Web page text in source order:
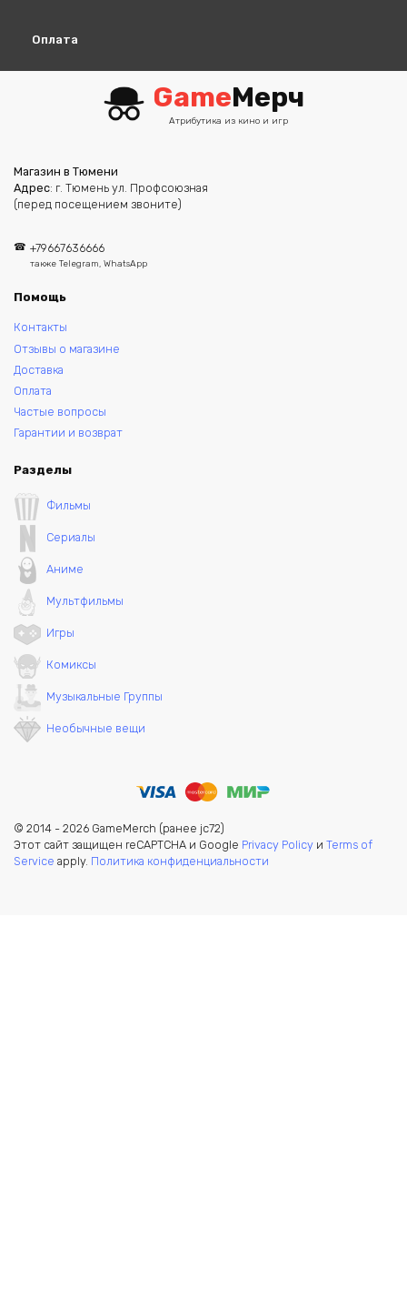
Оплата
GameМерч
Атрибутика из кино и игр
Магазин в Тюмени
Адрес: г. Тюмень ул. Профсоюзная
(перед посещением звоните)
+79667636666
также Telegram, WhatsApp
Помощь
Контакты
Отзывы о магазине
Доставка
Оплата
Частые вопросы
Гарантии и возврат
Разделы
Фильмы
Сериалы
Аниме
Мультфильмы
Игры
Комиксы
Музыкальные Группы
Необычные вещи
© 2014 - 2026 GameMerch (ранее jc72)
Этот сайт защищен reCAPTCHA и Google Privacy Policy и Terms of
Service apply. Политика конфиденциальности